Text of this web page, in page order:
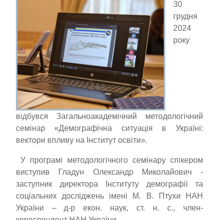
30
грудня
2024
року
відбувся Загальноакадемічний методологічний
семінар «Демографічна ситуація в Україні:
вектори впливу на Інститут освіти».
У програмі методологічного семінару спікером
виступив Гладун Олександр Миколайович -
заступник директора Інституту демографії та
соціальних досліджень імені М. В. Птухи НАН
України – д-р екон. наук, ст. н. с., член-